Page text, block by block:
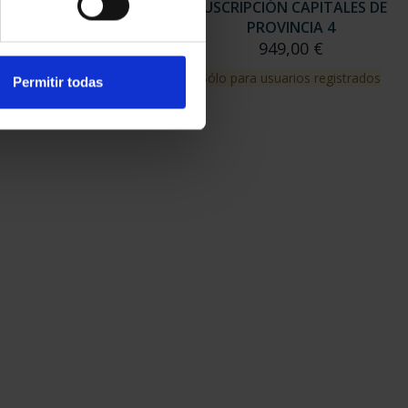
Permitir todas
CAPITALES DE
PROVINCIA 3
949,00 €
para usuarios registrados
SUSCRIPCIÓN CAPITALES DE
PROVINCIA 4
949,00 €
Sólo para usuarios registrados